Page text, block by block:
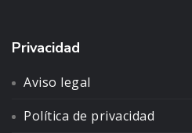
Privacidad
Aviso legal
Política de privacidad